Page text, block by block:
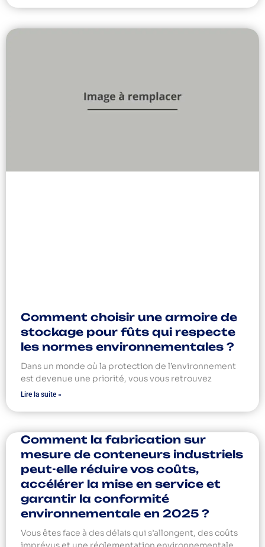
Comment choisir une armoire de
stockage pour fûts qui respecte
les normes environnementales ?
Dans un monde où la protection de l’environnement
est devenue une priorité, vous vous retrouvez
Lire la suite »
Comment la fabrication sur
mesure de conteneurs industriels
peut-elle réduire vos coûts,
accélérer la mise en service et
garantir la conformité
environnementale en 2025 ?
Vous êtes face à des délais qui s’allongent, des coûts